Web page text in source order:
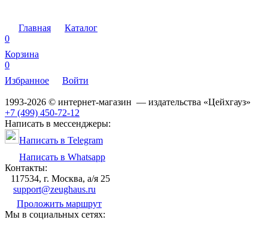
Главная
Каталог
0
Корзина
0
Избранное
Войти
1993-2026 © интернет-магазин — издательства «Цейхгауз»
+7 (499) 450-72-12
Написать в мессенджеры:
Написать в Telegram
Написать в Whatsapp
Контакты:
117534, г. Москва, а/я 25
support@zeughaus.ru
Проложить маршрут
Мы в социальных сетях: